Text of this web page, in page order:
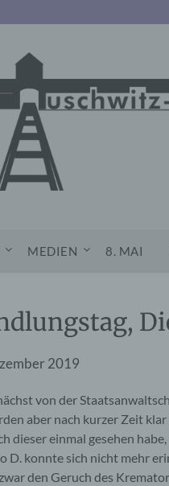
MEDIEN 8. MAI
2019
von der
aber nach kurzer Zeit
dieser einmal gesehen
D. konnte sich nicht mehr
den Geruch des